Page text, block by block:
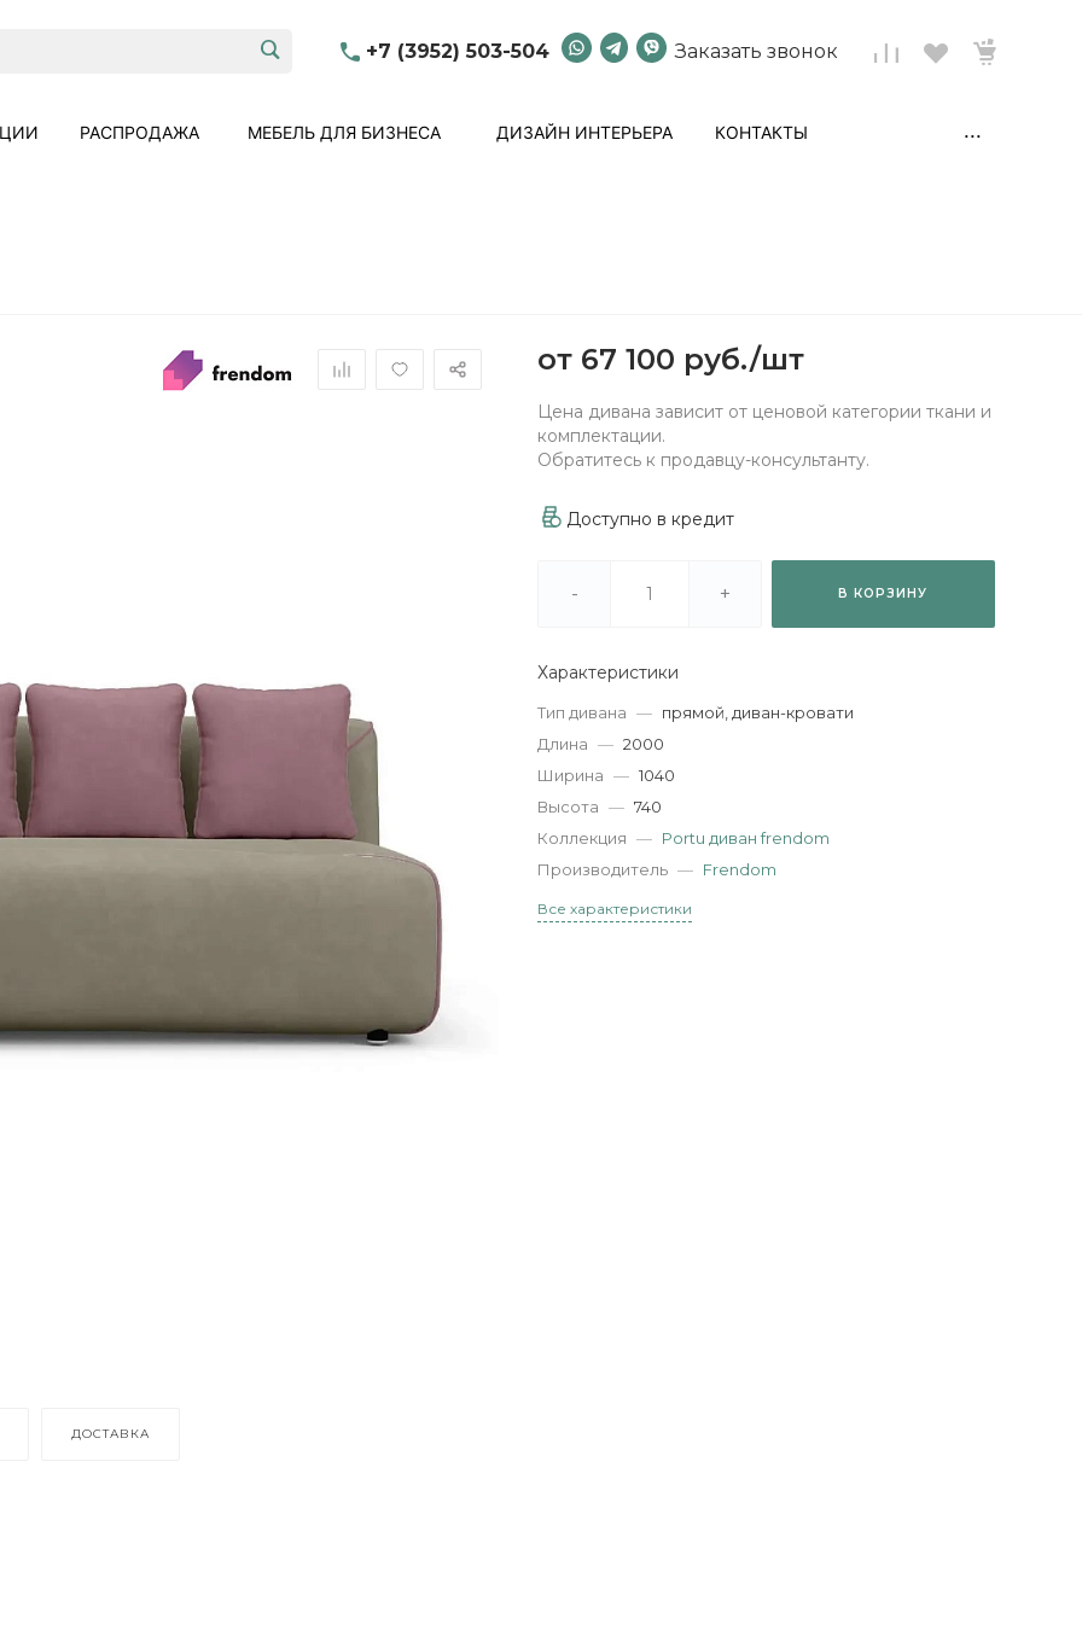
+7 (3952) 503-504 Заказать звонок
РАСПРОДАЖА МЕБЕЛЬ ДЛЯ БИЗНЕСА ДИЗАЙН ИНТЕРЬЕРА КОНТАКТЫ ...
от 67 100 руб./шт
Цена дивана зависит от ценовой категории ткани и
комплектации.
Обратитесь к продавцу-консультанту.
Доступно в кредит
- + В КОРЗИНУ
Характеристики
Тип дивана — прямой, диван-кровати
Длина — 2000
Ширина — 1040
Высота — 740
Коллекция — Portu диван frendom
Производитель — Frendom
Все характеристики
ДОСТАВКА